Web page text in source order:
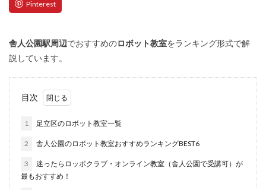
舎人公園駅周辺でおすすめのロボット教室をランキング形式で解
説しています。
目次
1 足立区のロボット教室一覧
2 舎人公園のロボット教室おすすめランキングBEST6
3
迷ったらロッボクラブ・オンライン教室（舎人公園で受講可）が
最もおすすめ！